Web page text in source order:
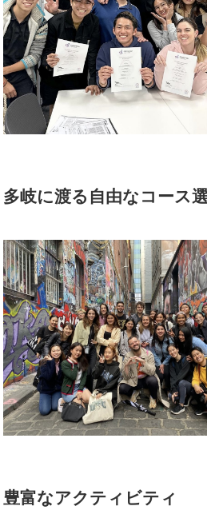
多岐に渡る自由なコース
豊富なアクティビティ